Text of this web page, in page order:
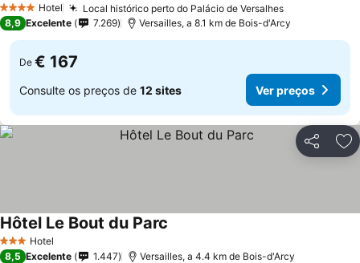
4 EstrelasHotel Local histórico perto do Palácio de Versalhes
8,9 Excelente 7.269 Versailles, a 8.1 km de Bois-d'Arcy
De € 167
Consulte os preços de 12 sites Ver preços
Partilhar
3 EstrelasHotel
Hôtel Le Bout du Parc
8,5 Excelente 1.447 Versailles, a 4.4 km de Bois-d'Arcy